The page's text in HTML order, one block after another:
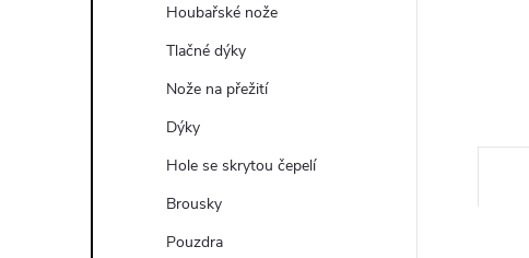
Houbařské nože
Tlačné dýky
Nože na přežití
Dýky
Hole se skrytou čepelí
Brousky
Pouzdra